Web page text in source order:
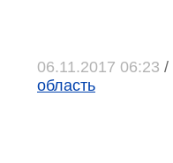
06.11.2017 06:23 /
область